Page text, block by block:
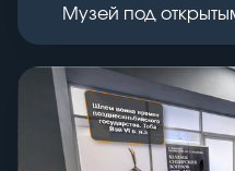
Музей под